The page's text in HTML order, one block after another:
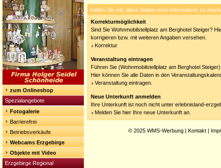
zum Onlineshop
Spezialangebote
Fotogalerie
Barrierefrei
Betriebsverkäufe
Webcams Erzgebirge
Objekte mit Video
Erzgebirge Regional
Helfen Sie mit, diese Seiten noch informativer zu
Korrekturmöglichkeit
Sind Sie Wohnmobilstellplatz am Berghotel Steiger?
korrigieren bzw. mit weiteren Angaben versehen.
Korrektur
Veranstaltung eintragen
Führen Sie (Wohnmobilstellplatz am Berghotel
Hier können Sie alle Daten in den
Veranstaltung eintragen.
Neue Unterkunft anmelden
Ihre Unterkunft ist noch nicht unter erlebnisland-
Melden Sie hier Ihre neue Unterkunft an.
© 2025 WMS-Werbung | Kontakt |